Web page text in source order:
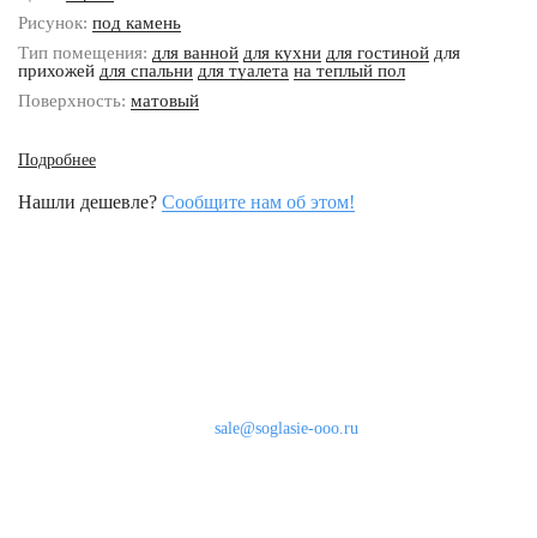
Рисунок: под камень
Тип помещения: для ванной для кухни для гостиной для
прихожей для спальни для туалета на теплый пол
Поверхность: матовый
Подробнее
Нашли дешевле? Сообщите нам об этом!
sale@soglasie-ooo.ru